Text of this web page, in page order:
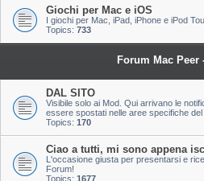
Giochi per Mac e iOS
I giochi per Mac, iPad, iPhone e iPod
Topics: 733
Forum Mac Peer
DAL SITO
Visibile solo ai Mod. Qui arrivano le
essere spostati nelle aree specifiche del
Topics: 170
Ciao a tutti, mi sono appena
L'occasione giusta per presentarsi e
Forum!
Topics: 1677